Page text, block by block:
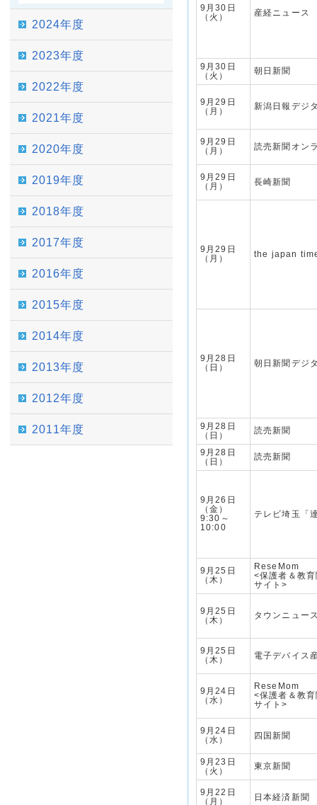
2024年度
2023年度
2022年度
2021年度
2020年度
2019年度
2018年度
2017年度
2016年度
2015年度
2014年度
2013年度
2012年度
2011年度
9月30日
（火）
産経ニュース
9月30日
（火）
朝日新聞
9月29日
（月）
新潟日報デジ
9月29日
（月）
読売新聞オン
9月29日
（月）
長崎新聞
9月29日
（月）
the japan
9月28日
（日）
朝日新聞デジ
9月28日
（日）
読売新聞
9月28日
（日）
読売新聞
9月26日
（金）
9:30～
10:00
テレビ埼玉「
9月25日
（木）
ReseMom
<保護者＆教
サイト>
9月25日
（木）
タウンニュー
9月25日
（木）
電子デバイス
9月24日
（水）
ReseMom
<保護者＆教
サイト>
9月24日
（水）
四国新聞
9月23日
（火）
東京新聞
9月22日
（月）
日本経済新聞